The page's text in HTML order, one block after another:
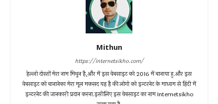
Mithun
https://internetsikho.com/
हेल्लो दोस्तों मेरा नाम मिथुन है,और में इस वेबसाइट को 2016 में बानाया हु.और इस
वेबसाइट को बानानेका मेरा मूल मकसद यह है की लोगो को इन्टरनेट के माध्यम से हिंदी में
इन्टरनेट की जानकारी प्रदान करना.इसीलिए इस वेबसाइट का नाम Internetsikho